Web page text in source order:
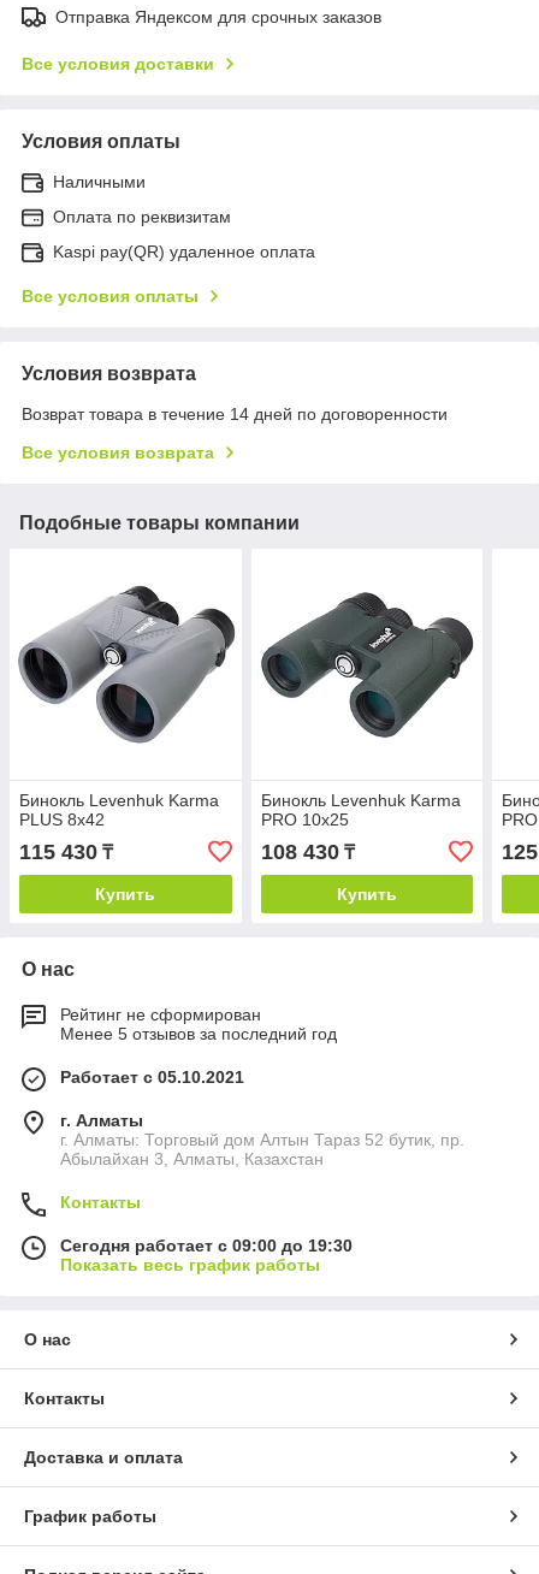
Отправка Яндексом для срочных заказов
Все условия доставки
Условия оплаты
Наличными
Оплата по реквизитам
Kaspi pay(QR) удаленное оплата
Все условия оплаты
Условия возврата
Возврат товара в течение 14 дней по договоренности
Все условия возврата
Подобные товары компании
Бинокль Levenhuk Karma
PLUS 8x42
115 430 ₸
Купить
Бинокль Levenhuk Karma
PRO 10x25
108 430₸
Купить
О нас
Рейтинг не сформирован
Менее 5 отзывов за последний год
Работает с 05.10.2021
г. Алматы
г. Алматы: Торговый дом Алтын Тараз 52 бутик, пр.
Абылайхан 3, Алматы, Казахстан
Контакты
Сегодня работает с 09:00 до 19:30
Показать весь график работы
О нас
Контакты
Доставка и оплата
График работы